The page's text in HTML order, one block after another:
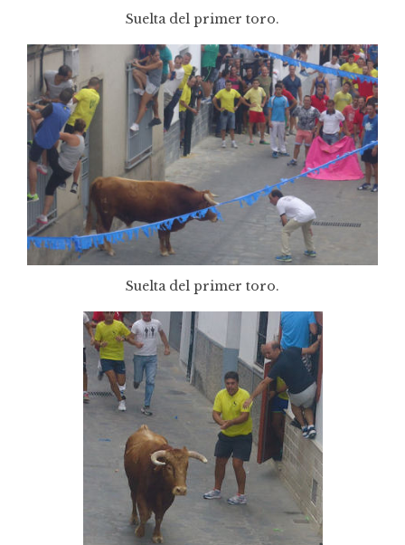
Suelta del primer toro.
Suelta del primer toro.